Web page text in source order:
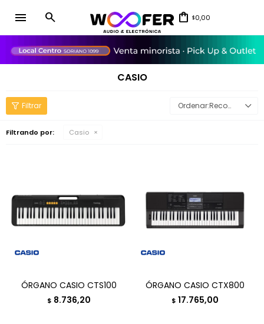
menu $0,00
CASIO
Recomendados
Filtrando por: Casio
ÓRGANO CASIO CTS100
$ 8.736,20
ÓRGANO CASIO CTX800
$ 17.765,00
close